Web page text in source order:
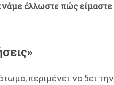
άλλωστε πώς είμαστε
περιμένει να δει